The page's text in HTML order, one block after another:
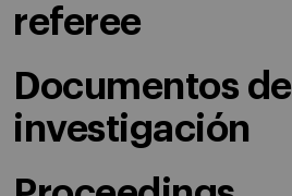
referee
Documentos de
investigación